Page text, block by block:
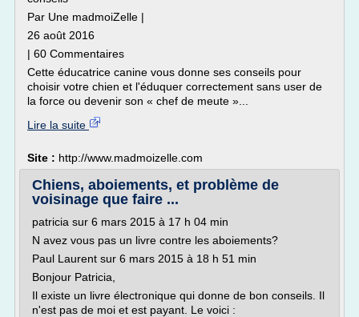
Par Une madmoiZelle |
26 août 2016
| 60 Commentaires
Cette éducatrice canine vous donne ses conseils pour
choisir votre chien et l'éduquer correctement sans user de
la force ou devenir son « chef de meute »...
Lire la suite
Site : http://www.madmoizelle.com
Chiens, aboiements, et problème de
voisinage que faire ...
patricia sur 6 mars 2015 à 17 h 04 min
N avez vous pas un livre contre les aboiements?
Paul Laurent sur 6 mars 2015 à 18 h 51 min
Bonjour Patricia,
Il existe un livre électronique qui donne de bon conseils. Il
n'est pas de moi et est payant. Le voici :